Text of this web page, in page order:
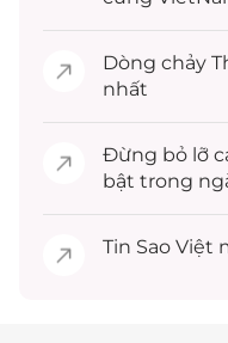
Dòng chảy
nhất
Đừng bỏ lỡ
bật trong
Tin Sao Việt